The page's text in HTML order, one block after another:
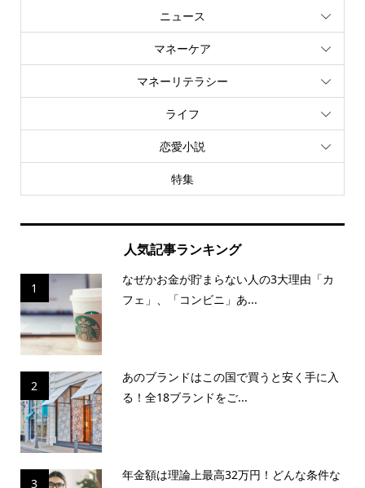
ニュース
マネーケア
マネーリテラシー
ライフ
恋愛小説
特集
人気記事ランキング
1
なぜかお金が貯まらない人の3大理由「カ
フェ」、「コンビニ」あ...
2
あのブランドはこの国で買うと安く手に入
る！全18ブランドをご...
3
年金額は理論上最高32万円！どんな条件な